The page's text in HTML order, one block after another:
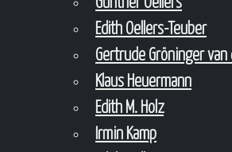
Günther Oellers
Edith Oellers-Teuber
Gertrude Gröninger van
Klaus Heuermann
Edith M. Holz
Irmin Kamp